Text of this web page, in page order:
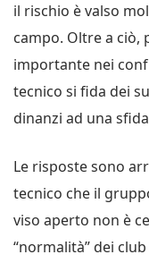
il rischio è valso
campo. Oltre a ciò,
importante nei
tecnico si fida dei
dinanzi ad una
Le risposte sono
tecnico che il
viso aperto non è
“normalità” dei